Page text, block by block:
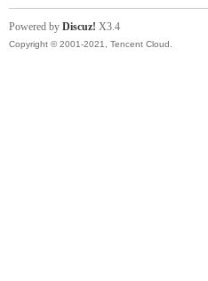
Powered by Discuz! X3.4
Copyright © 2001-2021, Tencent Cloud.